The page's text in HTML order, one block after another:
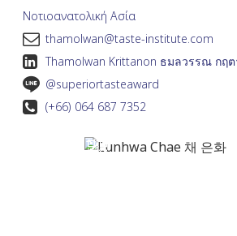
Νοτιοανατολική Ασία
thamolwan@taste-institute.com
Thamolwan Krittanon ธมลวรรณ กฤ
@superiortasteaward
(+66) 064 687 7352